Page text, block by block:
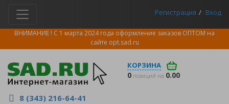
Регистрация Вход
ВНИМАНИЕ ! С 1 марта 2024 года оформление заказов ОПТОМ на
сайте opt.sad.ru
КОРЗИНА
0 позиций на 0.00
8 (343) 216-64-41